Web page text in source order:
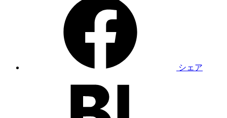
シェア